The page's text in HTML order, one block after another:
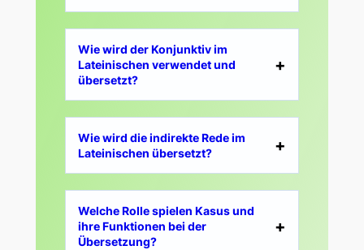
Wie wird der Konjunktiv im
Lateinischen verwendet und
übersetzt?
Wie wird die indirekte Rede im
Lateinischen übersetzt?
Welche Rolle spielen Kasus und
ihre Funktionen bei der
Übersetzung?